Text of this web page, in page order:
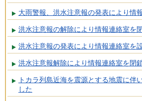
大雨警報、洪水注意報の発表により情
洪水注意報の解除により情報連絡室を
洪水注意報の発表により情報連絡室を
洪水注意報解除により情報連絡室を閉
トカラ列島近海を震源とする地震に伴
した